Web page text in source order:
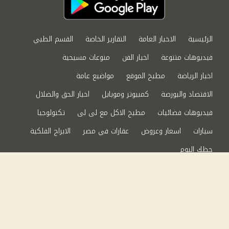
الرئيسية الاخبار العامة التقارير الخاصة
القسم الطبي
فيديوهات متنوعة
اخبار الفن
منوعات مسيحية
اخبار الرياضة
مطبخ الموقع
مواضيع عامة
الاقتصاد والبورصة
كمبيوتر وموبايل
اخبار الحق والضلال
فيديوهات فضائيات
مطبخ الاكل مع لى لى
تكنولوجيا
سيارات
اسعار وعروض عقارات في مصر
الابراج الفلكية
حظك اليوم